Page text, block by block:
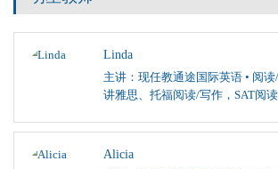
Linda
主讲：现任教通途国际英语 • 阅
讲雅思、托福阅读/写作，SAT阅
Alicia